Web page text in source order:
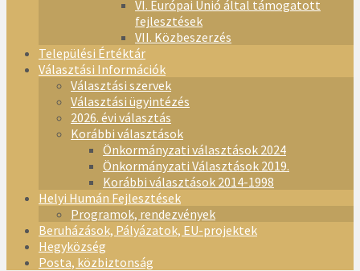
VI. Európai Unió által támogatott
fejlesztések
VII. Közbeszerzés
Települési Értéktár
Választási Információk
Választási szervek
Választási ügyintézés
2026. évi választás
Korábbi választások
Önkormányzati választások 2024
Önkormányzati Választások 2019.
Korábbi választások 2014-1998
Helyi Humán Fejlesztések
Programok, rendezvények
Beruházások, Pályázatok, EU-projektek
Hegyközség
Posta, közbiztonság